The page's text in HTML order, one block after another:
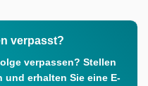
verpasst?
verpassen? Stellen
und erhalten Sie eine E-